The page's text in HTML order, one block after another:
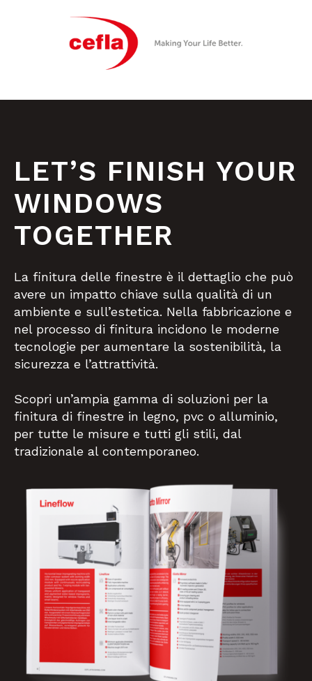
LET’S FINISH YOUR
WINDOWS
TOGETHER
La finitura delle finestre è il dettaglio che può
avere un impatto chiave sulla qualità di un
ambiente e sull’estetica. Nella fabbricazione e
nel processo di finitura incidono le moderne
tecnologie per aumentare la sostenibilità, la
sicurezza e l’attrattività.
Scopri un’ampia gamma di soluzioni per la
finitura di finestre in legno, pvc o alluminio,
per tutte le misure e tutti gli stili, dal
tradizionale al contemporaneo.